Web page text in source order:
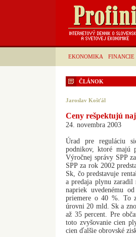
EKONOMIKA FINANCIE
ČLÁNOK
Jaroslav Košťál
Ceny rešpektujú
24. novembra 2003
Úrad pre reguláciu
podnikov, ktoré majú
Výročnej správy SPP
SPP za rok 2002
Sk, čo predstavuje
a predaja plynu zaradil
napriek uvedenému
priemere o 40 %. To
úrovni 20 mld. Sk a
až 35 percent. Pre
toto zvyšovanie cien
cien ďalšie obrovské